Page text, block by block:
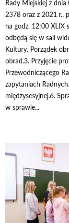
Rady Miejskiej z
2378 oraz z 2021 r.,
na godz. 12:00 XLIX
odbędą się w sali
Kultury. Porządek
obrad.3. Przyjęcie
Przewodniczącego
zapytaniach
międzysesyjnej.6.
w sprawie...